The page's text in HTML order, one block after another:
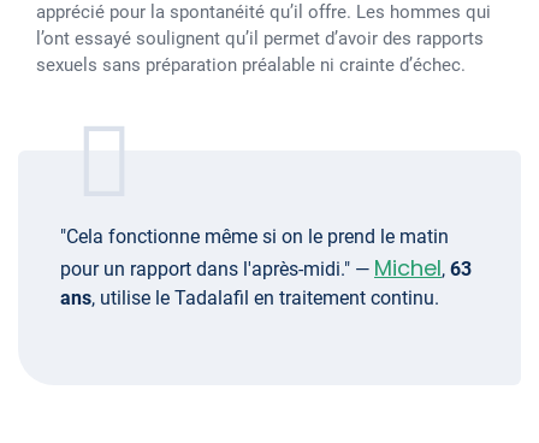
apprécié pour la spontanéité qu’il offre. Les hommes qui
l’ont essayé soulignent qu’il permet d’avoir des rapports
sexuels sans préparation préalable ni crainte d’échec.
"Cela fonctionne même si on le prend le matin
pour un rapport dans l'après-midi." — Michel, 63
ans, utilise le Tadalafil en traitement continu.